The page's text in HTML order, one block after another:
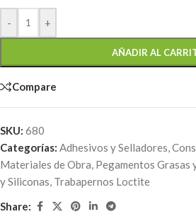
- +
AÑADIR AL
Compare
SKU: 680
Categorías: Adhesivos y Selladores
Materiales de Obra Pegamentos Grasas
y Siliconas Trabapernos Loctite
Share: